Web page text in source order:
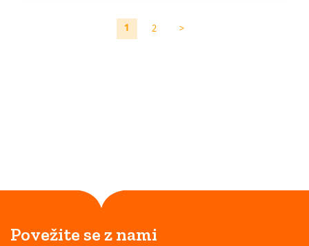
1 2 >
Povežite se z nami